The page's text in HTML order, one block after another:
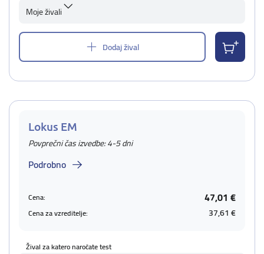
Moje živali
Dodaj žival
Lokus EM
Povprečni čas izvedbe: 4-5 dni
Podrobno
Cena: 47,01 €
Cena za vzreditelje: 37,61 €
Žival za katero naročate test